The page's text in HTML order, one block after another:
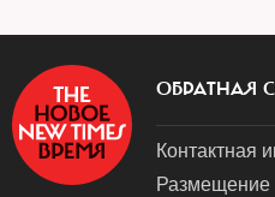
ОБРАТНАЯ
Контактная